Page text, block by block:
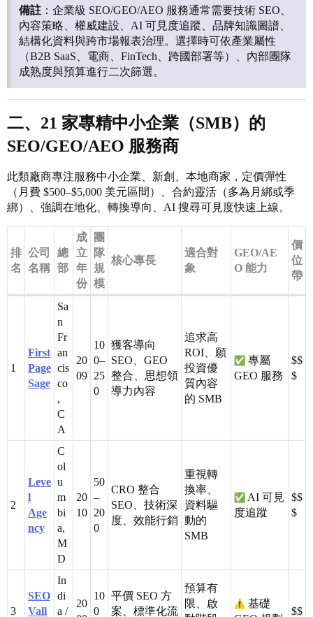
備註 ：企業級 SEO/GEO/AEO 服務通常需要技術 SEO、
內容策略、權威建設、AI 可見度追蹤、品牌知識圖譜、
結構化資料與跨市場報表治理。選擇時可依產業屬性
（B2B SaaS、電商、FinTech、跨國部署等）、內部團隊
成熟度與預算進行二次篩選。
二、21 家專精中小企業（SMB）的
SEO/GEO/AEO 服務商
此類廠商專注服務中小企業、新創、本地商家，定價彈性
（月費 $500–$5,000 美元區間）、合約靈活（多為月綁或季
綁）、強調在地化、轉換導向、AI 搜尋可見度快速上線。
排
名
公司
名稱
總
部
成
立
年
份
團
隊
規
模
核心專長
適合對
象
GEO/AE
O 能力
價
位
帶
1
First
Page
Sage
Sa
n
Fr
an
cis
co
,
C
A
20
09
10
0–
25
0
獲客導向
SEO、GEO
整合、思想領
導力內容
追求高
ROI、願
投資優
質內容
的 SMB
專屬
GEO 服務
$$
$
2
Leve
l
Age
ncy
C
ol
u
m
bi
a,
M
D
20
10
50
–
20
0
CRO 整合
SEO、技術深
度、效能行銷
重視轉
換率、
資料驅
動的
SMB
AI 可見
度追蹤
$$
$
3
SEO
Vall
In
di
a /
20
10
0
平價 SEO 方
案、標準化流
預算有
限、啟
基礎
$$